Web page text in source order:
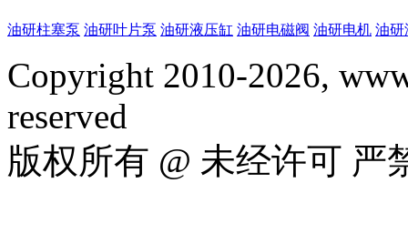
油研柱塞泵 油研叶片泵 油研液压缸 油研电磁阀 油研电机 油研
Copyright 2010-2026,
reserved
版权所有 @ 未经许可 严